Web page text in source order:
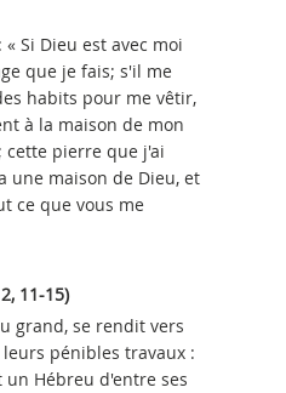
Si Dieu est avec moi
que je fais; s'il me
habits pour me vêtir,
à la maison de mon
cette pierre que j'ai
une maison de Dieu, et
ce que vous me
11-15)
grand, se rendit vers
pénibles travaux :
Hébreu d'entre ses